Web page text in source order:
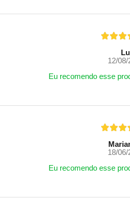
12/08/
Eu recomendo esse
18/06/
Eu recomendo esse